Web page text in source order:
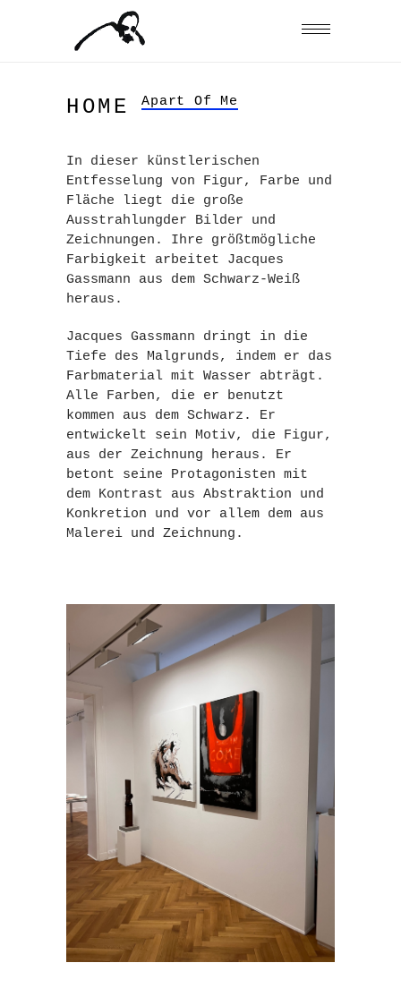
HOME Apart Of Me
In dieser künstlerischen
Entfesselung von Figur, Farbe und
Fläche liegt die große
Ausstrahlungder Bilder und
Zeichnungen. Ihre größtmögliche
Farbigkeit arbeitet Jacques
Gassmann aus dem Schwarz-Weiß
heraus.
Jacques Gassmann dringt in die
Tiefe des Malgrunds, indem er das
Farbmaterial mit Wasser abträgt.
Alle Farben, die er benutzt
kommen aus dem Schwarz. Er
entwickelt sein Motiv, die Figur,
aus der Zeichnung heraus. Er
betont seine Protagonisten mit
dem Kontrast aus Abstraktion und
Konkretion und vor allem dem aus
Malerei und Zeichnung.